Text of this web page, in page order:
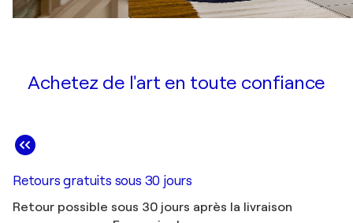
Achetez de l'art en toute confiance
Retours gratuits sous 30 jours
Retour possible sous 30 jours après la livraison